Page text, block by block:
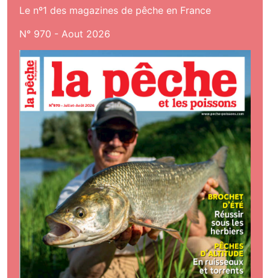
Le nº1 des magazines de pêche en France
N° 970 - Aout 2026